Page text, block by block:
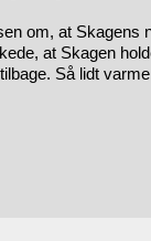
om, at Skagens
at Skagen
Så lidt